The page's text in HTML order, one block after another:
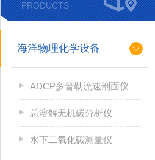
PRODUCTS
海洋物理化学设备
ADCP多普勒流速剖面仪
总溶解无机碳分析仪
水下二氧化碳测量仪